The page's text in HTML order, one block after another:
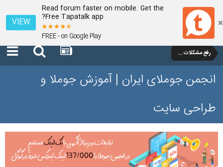
Read forum faster on mobile. Get the
Free Tapatalk app?
FREE - on Google Play
VIEW
رفع مشکلات و سوالات عمومی جوملا 3 تا 3.9
انجمن جوملای ایران | آموزش جوملا و
طراحی سایت